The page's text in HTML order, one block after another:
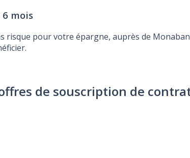
mois
risque pour votre épargne, auprès de
de souscription de